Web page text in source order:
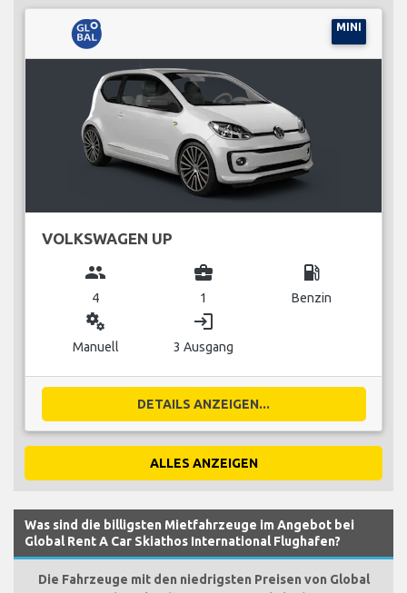
MINI
VOLKSWAGEN UP
group
4
business_center
1
local_gas_station
Benzin
miscellaneous_services
Manuell
login
3 Ausgang
DETAILS ANZEIGEN...
ALLES ANZEIGEN
Was sind die billigsten Mietfahrzeuge im Angebot bei
Global Rent A Car Skiathos International Flughafen?
Die Fahrzeuge mit den niedrigsten Preisen von Global